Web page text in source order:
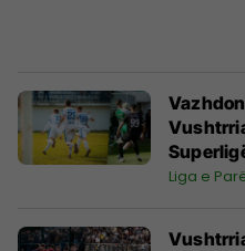
Liga e